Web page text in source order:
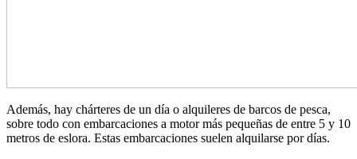
Además, hay chárteres de un día o alquileres de barcos de pesca,
sobre todo con embarcaciones a motor más pequeñas de entre 5 y 10
metros de eslora. Estas embarcaciones suelen alquilarse por días.